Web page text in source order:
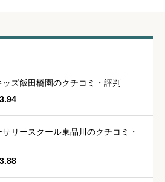

ズ飯田橋園のクチコミ・評判
3.94
リースクール東品川のクチコミ・
3.88